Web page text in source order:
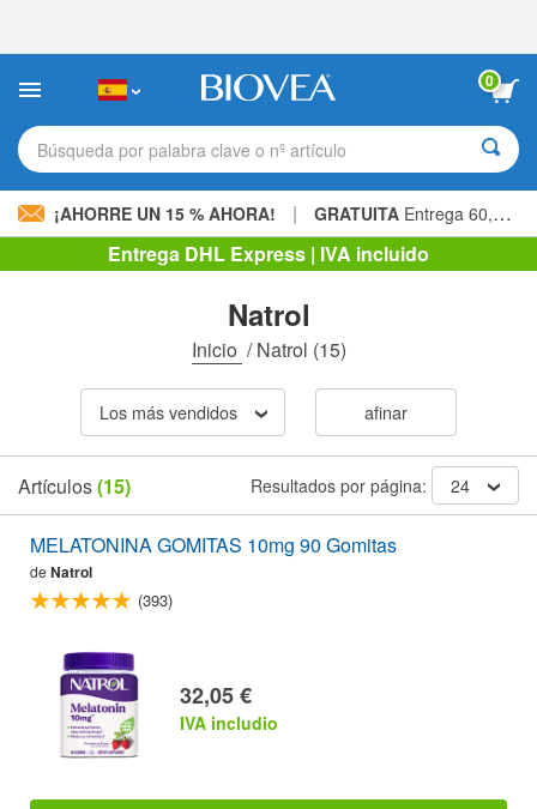
sitio
incluye
sistema
de
0
Búsqueda por palabra clave o nº artículo
¡AHORRE UN 15 % AHORA! | GRATUITA Entrega 60,00 € »
Entrega DHL Express | IVA incluido
Natrol
Inicio /Natrol (15)
Los más vendidos afinar
Artículos(15) Resultados por página: 24
MELATONINA GOMITAS 10mg 90 Gomitas
de Natrol
(393)
32,05 €
IVA includio